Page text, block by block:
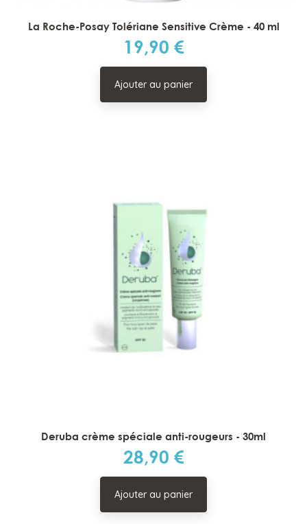
La Roche-Posay Tolériane Sensitive Crème - 40 ml
Prix
19,90 €
Ajouter au panier
Deruba crème spéciale anti-rougeurs - 30ml
Prix
28,90 €
Ajouter au panier